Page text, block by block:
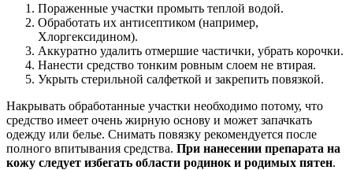
Пораженные участки промыть теплой водой.
Обработать их антисептиком (например,
Хлоргексидином).
Аккуратно удалить отмершие частички, убрать корочки.
Нанести средство тонким ровным слоем не втирая.
Укрыть стерильной салфеткой и закрепить повязкой.
Накрывать обработанные участки необходимо потому, что
средство имеет очень жирную основу и может запачкать
одежду или белье. Снимать повязку рекомендуется после
полного впитывания средства. При нанесении препарата на
кожу следует избегать области родинок и родимых пятен.